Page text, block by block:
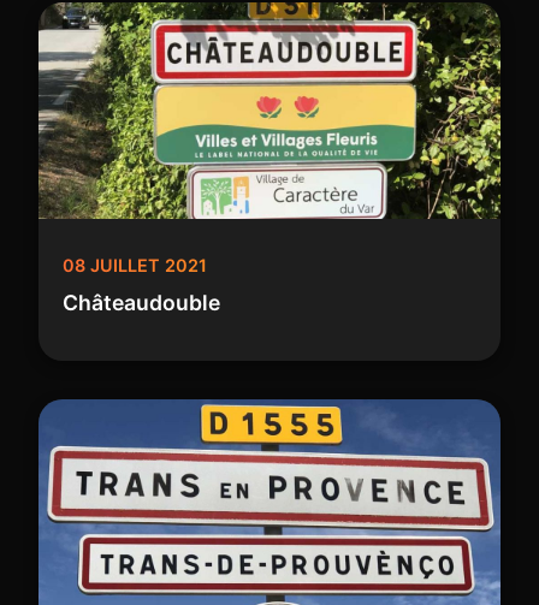
08 JUILLET 2021
Châteaudouble